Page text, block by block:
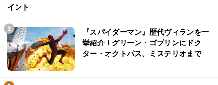
イント
『スパイダーマン』歴代ヴィランを一
挙紹介！グリーン・ゴブリンにドク
ター・オクトパス、ミステリオまで